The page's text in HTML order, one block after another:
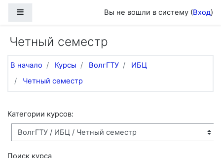
Вы не вошли в систему (Вход)
Четный семестр
В начало Курсы ВолгГТУ
ИБЦ
Четный семестр
Категории курсов:
Поиск курса